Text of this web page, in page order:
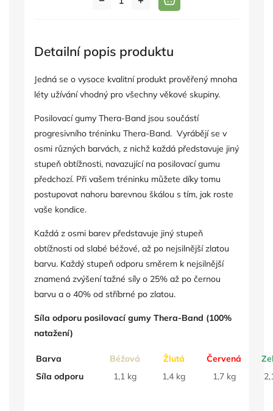
Detailní popis produktu
Jedná se o vysoce kvalitní produkt prověřený mnoha
léty užívání vhodný pro všechny věkové skupiny.
Posilovací gumy Thera-Band jsou součástí
progresivního tréninku Thera-Band. Vyrábějí se v
osmi různých barvách, z nichž každá představuje jiný
stupeň obtížnosti, navazující na posilovací gumu
předchozí. Při vašem tréninku můžete díky tomu
postupovat nahoru barevnou škálou s tím, jak roste
vaše kondice.
Každá z osmi barev představuje jiný stupeň
obtížnosti od slabé béžové, až po nejsilnější zlatou
barvu. Každý stupeň odporu směrem k nejsilnější
znamená zvýšení tažné síly o 25% až po černou
barvu a o 40% od stříbrné po zlatou.
Síla odporu posilovací gumy Thera-Band (100%
natažení)
Barva Béžová Žlutá Červená
Síla odporu
1,1 kg 1,4 kg 1,7 kg